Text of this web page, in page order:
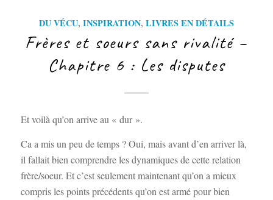
DU VÉCU, INSPIRATION, LIVRES EN DÉTAILS
Frères et soeurs sans rivalité –
Chapitre 6 : Les disputes
Et voilà qu’on arrive au « dur ».
Ca a mis un peu de temps ? Oui, mais avant d’en arriver là,
il fallait bien comprendre les dynamiques de cette relation
frère/soeur. Et c’est seulement maintenant qu’on a mieux
compris les points précédents qu’on est armé pour bien